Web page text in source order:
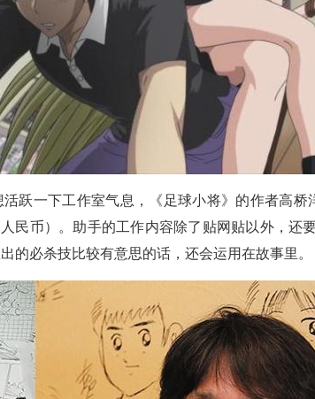
跃一下工作室气息，《足球小将》的作者高桥
民币）。助手的工作内容除了贴网贴以外，还
的必杀技比较有意思的话，还会运用在故事里。